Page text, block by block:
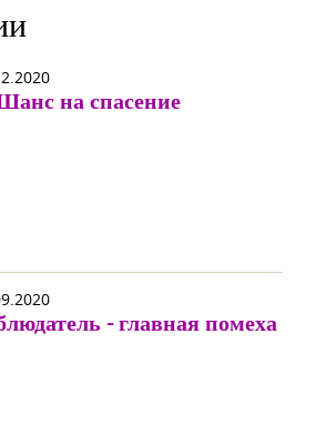
на спасение
- главная помеха